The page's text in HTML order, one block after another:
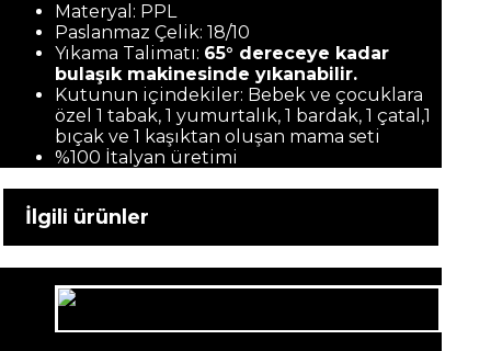
Materyal: PPL
Paslanmaz Çelik: 18/10
Yıkama Talimatı: 65° dereceye kadar
bulaşık makinesinde yıkanabilir.
Kutunun içindekiler: Bebek ve çocuklara
özel 1 tabak, 1 yumurtalık, 1 bardak, 1 çatal,1
bıçak ve 1 kaşıktan oluşan mama seti
%100 İtalyan üretimi
İlgili ürünler